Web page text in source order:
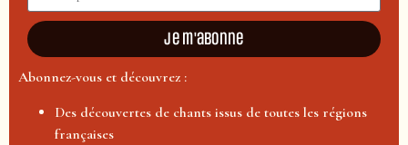
Je m'abonne
Abonnez-vous et découvrez :
Des découvertes de chants issus de toutes les régions
françaises